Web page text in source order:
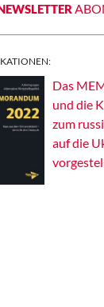
Das
und die
zum
auf die